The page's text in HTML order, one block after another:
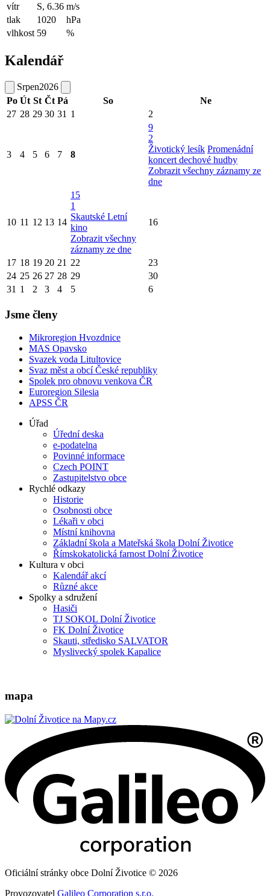
vítr
S, 6.36 m/s
tlak
1020
hPa
vlhkost 59 %
Kalendář
Srpen2026
Po Út St Čt Pá So
Ne
27 28 29 30 31 1 2
3 4 5 6 7 8
9
2
Životický lesík Promenádní
koncert dechové hudby
Zobrazit všechny záznamy ze
dne
10 11 12 13 14
15
1
Skautské Letní
kino
Zobrazit všechny
záznamy ze dne
16
17 18 19 20 21 22
23
24 25 26 27 28 29
30
31 1 2 3 4 5 6
Jsme členy
Mikroregion Hvozdnice
MAS Opavsko
Svazek voda Litultovice
Svaz měst a obcí České republiky
Spolek pro obnovu venkova ČR
Euroregion Silesia
APSS ČR
Úřad
Úřední deska
e-podatelna
Povinné informace
Czech POINT
Zastupitelstvo obce
Rychlé odkazy
Historie
Osobnosti obce
Lékaři v obci
Místní knihovna
Základní škola a Mateřská škola Dolní Životice
Římskokatolická farnost Dolní Životice
Kultura v obci
Kalendář akcí
Různé akce
Spolky a sdružení
Hasiči
TJ SOKOL Dolní Životice
FK Dolní Životice
Skauti, středisko SALVATOR
Myslivecký spolek Kapalice
mapa
Oficiální stránky obce Dolní Životice © 2026
Provozovatel Galileo Corporation s.r.o.